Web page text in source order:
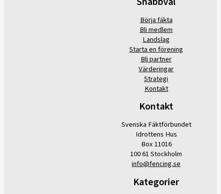
Börja fäkta
Bli medlem
Landslag
Starta en förening
Bli partner
Värderingar
Strategi
Kontakt
Kontakt
Svenska Fäktförbundet
Idrottens Hus
Box 11016
100 61 Stockholm
info@fencing.se
Kategorier